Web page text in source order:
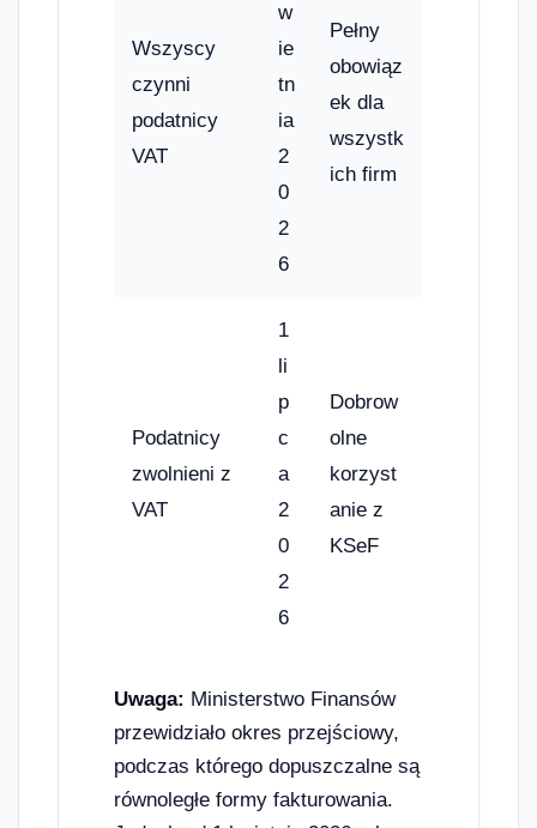
Wszyscy
czynni
podatnicy
VAT
w
ie
tn
ia
2
0
2
6
Pełny
obowiąz
ek dla
wszystk
ich firm
Podatnicy
zwolnieni z
VAT
1
li
p
c
a
2
0
2
6
Dobrow
olne
korzyst
anie z
KSeF
Uwaga: Ministerstwo Finansów
przewidziało okres przejściowy,
podczas którego dopuszczalne są
równoległe formy fakturowania.